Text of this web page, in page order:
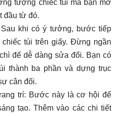
tượng chiếc túi mà bạn mơ
đầu từ đó.
Sau khi có ý tưởng, bước tiếp
túi trên giấy. Đừng ngần
để dễ dàng sửa đổi. Bạn có
thành ba phần và dựng trục
cân đối.
trí: Bước này là cơ hội để
tạo. Thêm vào các chi tiết